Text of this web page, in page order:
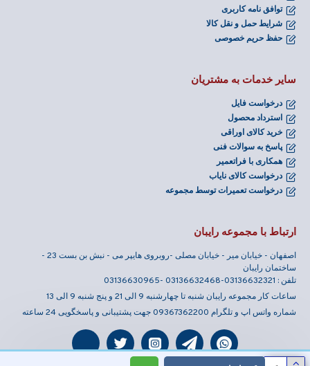
توافق نامه کاربری
شرایط حمل و نقل کالا
حفظ حریم خصوصی
سایر خدمات به مشتریان
درخواست فایل
استرداد محصول
خرید کالای اوراقی
پاسخ به سوالات فنی
همکاری با فراتعمیر
درخواست کالای نایاب
درخواست تعمیرات توسط مجموعه
ارتباط با مجموعه رایبان
اصفهان - خیابان میر - خیابان مصلی -روبروی هایپر می - نبش بن بست 23 -
ساختمان رایبان
تلفن : 03136632321-03136632468 -03136630965
ساعات کار مجموعه رایبان شنبه تا چهارشنبه 9 الی 21 و پنج شنبه 9 الی 13
شماره واتس اپ و تلگرام 09367362200 جهت پشتیبانی و پاسخگویی 24 ساعته